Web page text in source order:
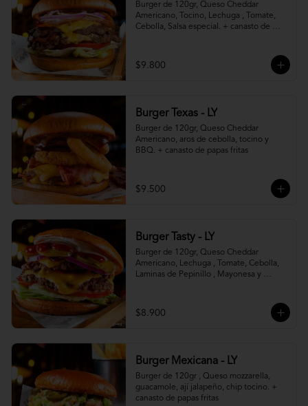
Burger de 120gr, Queso Cheddar
Americano, Tocino, Lechuga , Tomate,
Cebolla, Salsa especial. + canasto de
$9.800
Burger Texas - LY
Burger de 120gr, Queso Cheddar
Americano, aros de cebolla, tocino y
BBQ. + canasto de papas fritas
$9.500
Burger Tasty - LY
Burger de 120gr, Queso Cheddar
Americano, Lechuga , Tomate, Cebolla,
Laminas de Pepinillo , Mayonesa y
$8.900
Burger Mexicana - LY
Burger de 120gr , Queso mozzarella,
guacamole, ají jalapeño, chip tocino. +
canasto de papas fritas